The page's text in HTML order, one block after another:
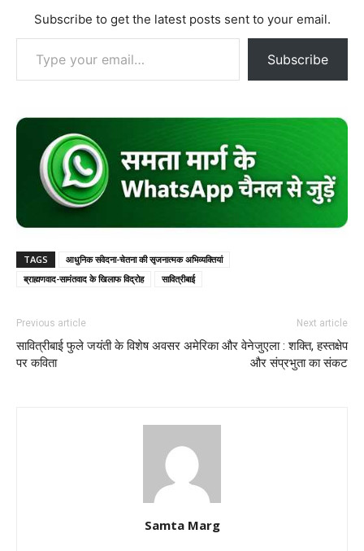
Subscribe to get the latest posts sent to your email.
Type your email…
Subscribe
TAGS
आधुनिक संवेदना-चेतना की सृजनात्मक अभिव्यक्तियां
ब्राह्मणवाद-सामंतवाद के खिलाफ विद्रोह
सावित्रीबाई
Previous article
सावित्रीबाई फुले जयंती के विशेष अवसर
पर कविता
Next article
अमेरिका और वेनेजुएला : शक्ति, हस्तक्षेप
और संप्रभुता का संकट
Samta Marg